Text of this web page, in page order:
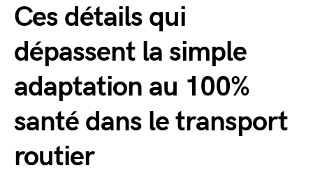
Ces détails qui
dépassent la simple
adaptation au 100%
santé dans le transport
routier